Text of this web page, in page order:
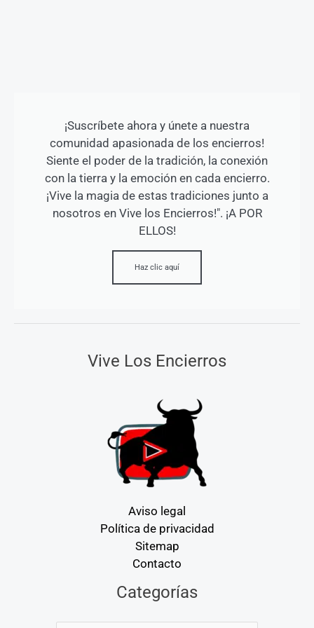
¡Suscríbete ahora y únete a nuestra
comunidad apasionada de los encierros!
Siente el poder de la tradición, la conexión
con la tierra y la emoción en cada encierro.
¡Vive la magia de estas tradiciones junto a
nosotros en Vive los Encierros!". ¡A POR
ELLOS!
Haz clic aquí
Vive Los Encierros
Aviso legal
Política de privacidad
Sitemap
Contacto
Categorías